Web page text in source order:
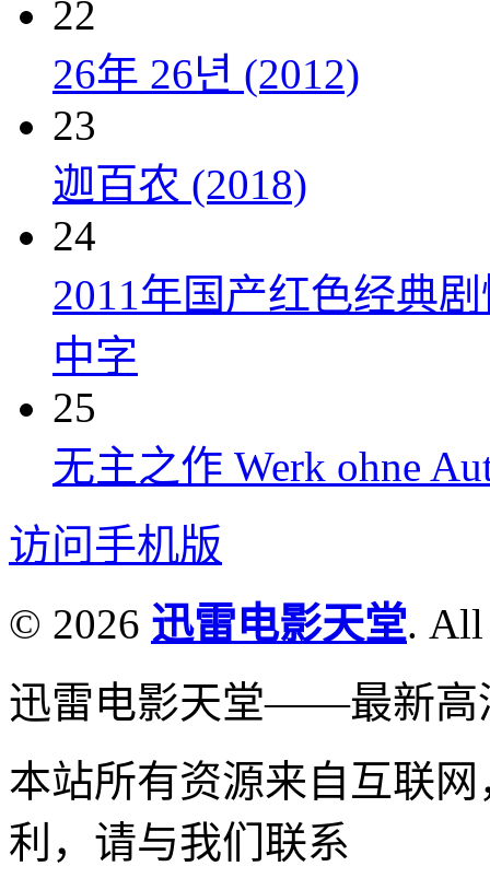
22
26年 26년 (2012)
23
迦百农 (2018)
24
2011年国产红色经典
中字
25
无主之作 Werk ohne
访问手机版
© 2026 迅雷电影天堂. All
迅雷电影天堂——最新高
本站所有资源来自互联
利，请与我们联系